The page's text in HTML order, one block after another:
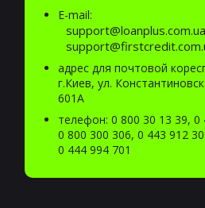
E-mail:
адрес для почтовой
г.Киев, ул.
601А
телефон: 0 800 30 13 39, 0
0 800 300 306, 0 443 912
0 444 994 701